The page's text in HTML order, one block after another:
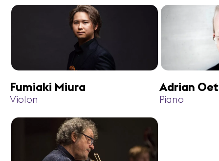
Fumiaki Miura
Violon
Adrian
Piano